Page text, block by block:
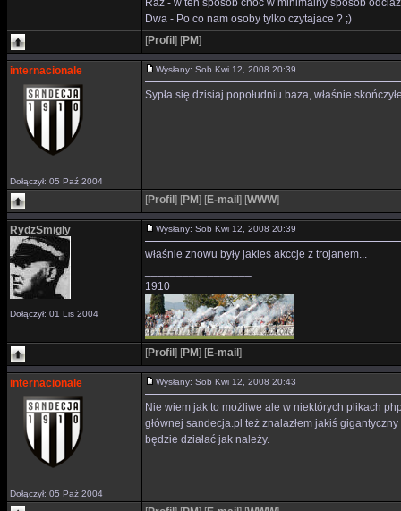
Raz - w ten sposob choc w minimalny sposob
Dwa - Po co nam osoby tylko czytajace ? ;)
[Profil ] [PM]
internacionale
Dołączył: 05 Paź 2004
Wysłany: Sob Kwi 12, 2008 20:39
Sypła się dzisiaj popołudniu baza, właśnie
[Profil ] [PM] [E-mail ] [WWW]
RydzSmigly
Dołączył: 01 Lis 2004
Wysłany: Sob Kwi 12, 2008 20:39
właśnie znowu były jakies akccje z trojanem...
1910
[Profil ] [PM] [E-mail ]
internacionale
Dołączył: 05 Paź 2004
Wysłany: Sob Kwi 12, 2008 20:43
Nie wiem jak to możliwe ale w niektórych plikach
głównej sandecja.pl też znalazłem jakiś
będzie działać jak należy.